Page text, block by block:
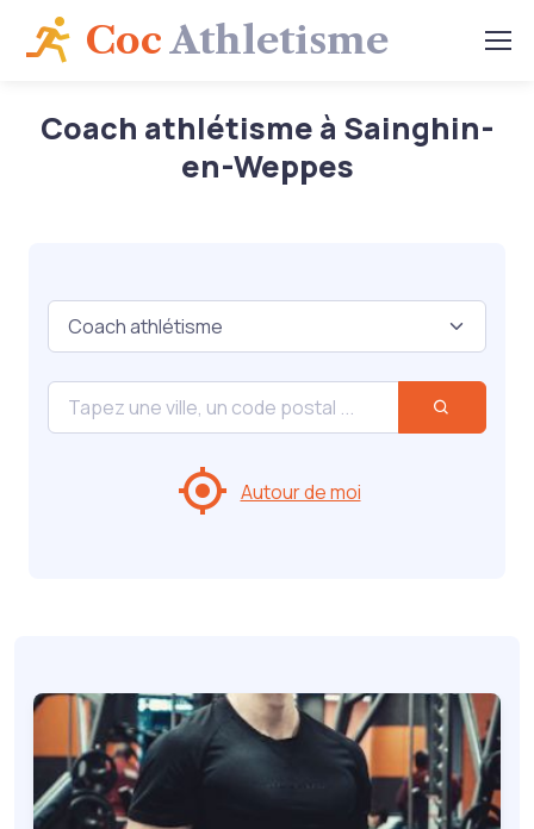
CocAthletisme
Coach athlétisme à Sainghin-
en-Weppes
Autour de moi